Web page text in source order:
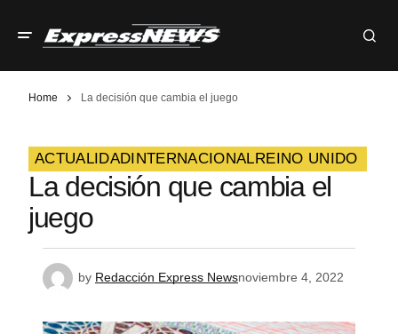
Home La decisión que cambia el juego
ACTUALIDAD INTERNACIONAL REINO UNIDO
La decisión que cambia el
juego
by Redacción Express Newsnoviembre 4, 2022